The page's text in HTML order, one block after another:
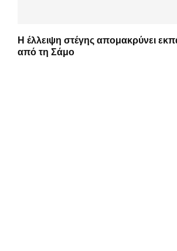
Η έλλειψη στέγης απομακρύνει
από τη Σάμο